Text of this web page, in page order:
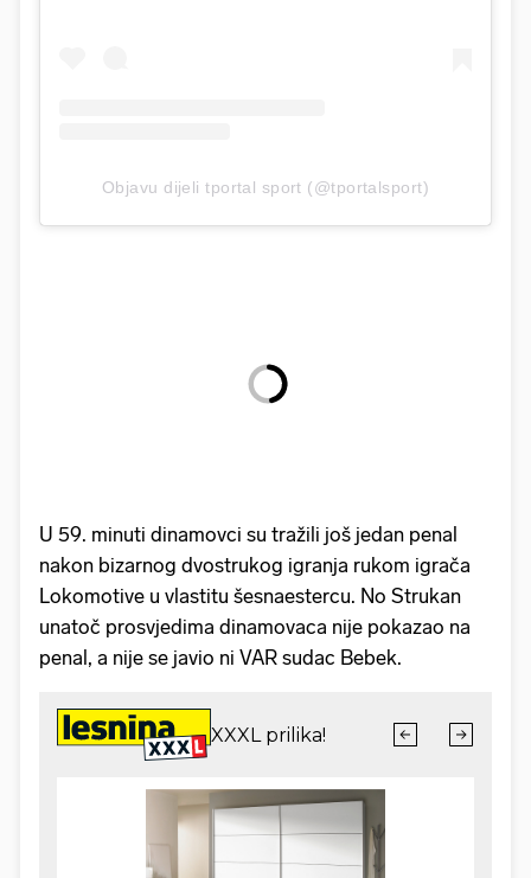
Objavu dijeli tportal sport (@tportalsport)
U 59. minuti dinamovci su tražili još jedan penal
nakon bizarnog dvostrukog igranja rukom igrača
Lokomotive u vlastitu šesnaestercu. No Strukan
unatoč prosvjedima dinamovaca nije pokazao na
penal, a nije se javio ni VAR sudac Bebek.